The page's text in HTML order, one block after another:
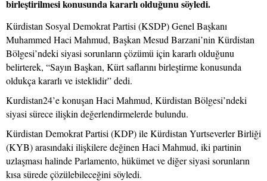
birleştirilmesi konusunda kararlı olduğunu söyledi.
Kürdistan Sosyal Demokrat Partisi (KSDP) Genel Başkanı
Muhammed Haci Mahmud, Başkan Mesud Barzani’nin Kürdistan
Bölgesi’ndeki siyasi sorunların çözümü için kararlı olduğunu
belirterek, “Sayın Başkan, Kürt saflarını birleştirme konusunda
oldukça kararlı ve isteklidir” dedi.
Kurdistan24’e konuşan Haci Mahmud, Kürdistan Bölgesi’ndeki
siyasi sürece ilişkin değerlendirmelerde bulundu.
Kürdistan Demokrat Partisi (KDP) ile Kürdistan Yurtseverler Birliği
(KYB) arasındaki ilişkilere değinen Haci Mahmud, iki partinin
uzlaşması halinde Parlamento, hükümet ve diğer siyasi sorunların
kısa sürede çözülebileceğini söyledi.